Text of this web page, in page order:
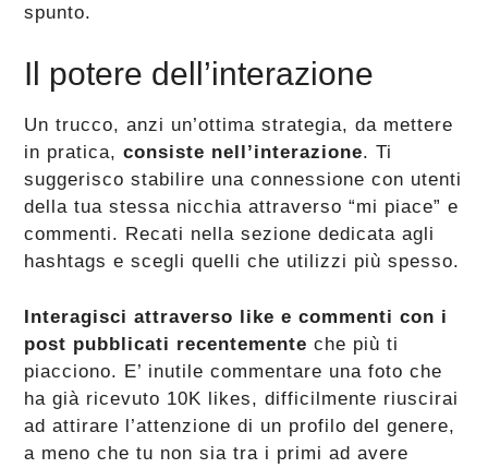
spunto.
Il potere dell’interazione
Un trucco, anzi un’ottima strategia, da mettere
in pratica,consiste nell’interazione. Ti
suggerisco stabilire una connessione con utenti
della tua stessa nicchia attraverso “mi piace” e
commenti. Recati nella sezione dedicata agli
hashtags e scegli quelli che utilizzi più spesso.
Interagisci attraverso like e commenti con i
post pubblicati recentemente che più ti
piacciono. E’ inutile commentare una foto che
ha già ricevuto 10K likes, difficilmente riuscirai
ad attirare l’attenzione di un profilo del genere,
a meno che tu non sia tra i primi ad avere